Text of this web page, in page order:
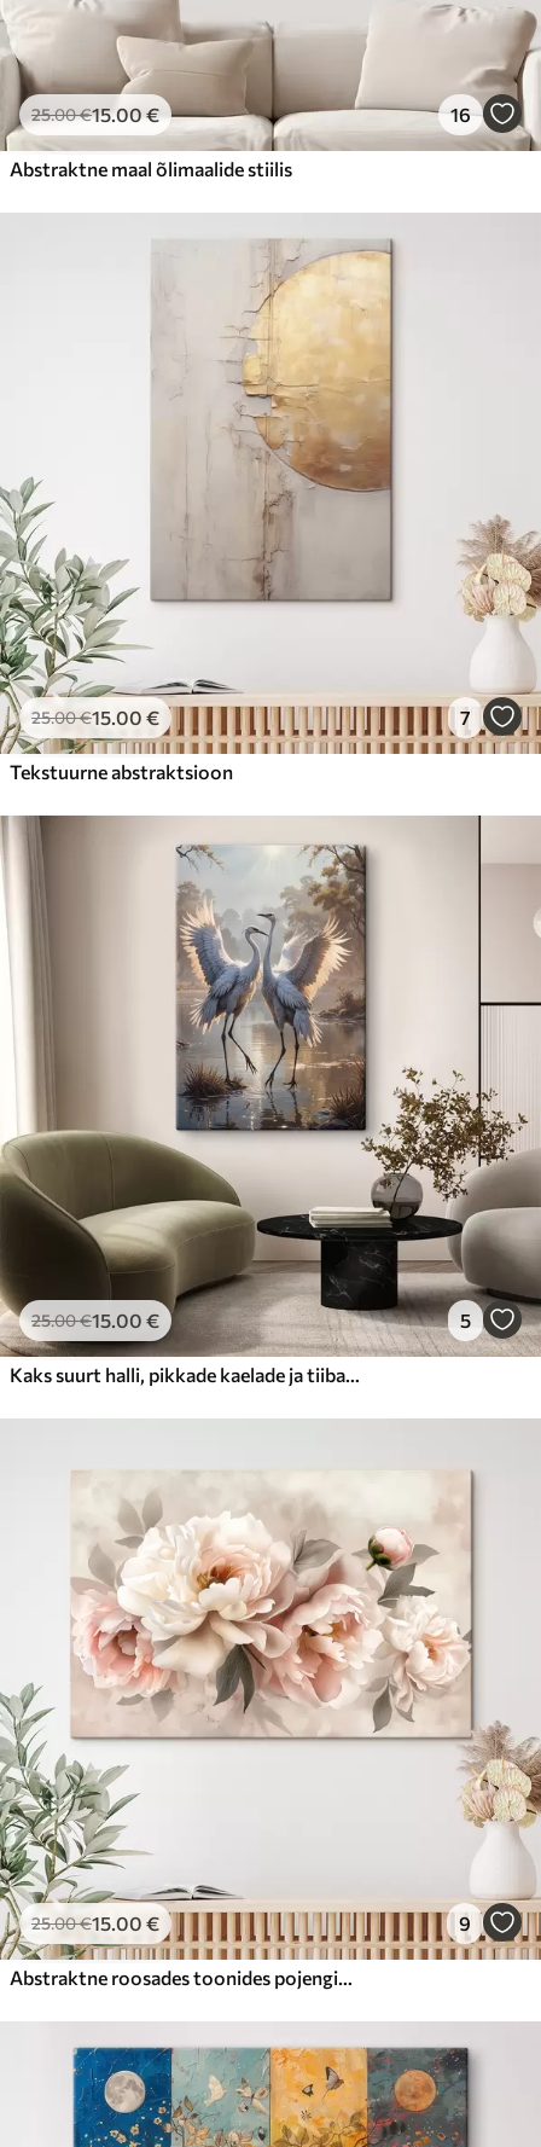
25.00€15.00€ 16
Abstraktne maal õlimaalide stiilis
25.00€15.00 € 7
Tekstuurne abstraktsioon
25.00€15.00 € 5
Kaks suurt halli, pikkade kaelade ja tiibadega kraanat, mis seisavad puudest ümbritsetud udujärves
25.00€15.00 € 9
Abstraktne roosades toonides pojengide kimp